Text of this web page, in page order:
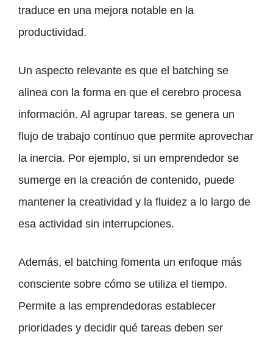
traduce en una mejora notable en la
productividad.
Un aspecto relevante es que el batching se
alinea con la forma en que el cerebro procesa
información. Al agrupar tareas, se genera un
flujo de trabajo continuo que permite aprovechar
la inercia. Por ejemplo, si un emprendedor se
sumerge en la creación de contenido, puede
mantener la creatividad y la fluidez a lo largo de
esa actividad sin interrupciones.
Además, el batching fomenta un enfoque más
consciente sobre cómo se utiliza el tiempo.
Permite a las emprendedoras establecer
prioridades y decidir qué tareas deben ser